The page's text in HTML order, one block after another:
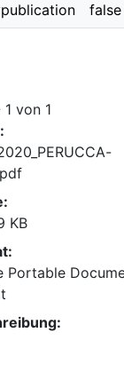
false
1 von 1
KB
Portable